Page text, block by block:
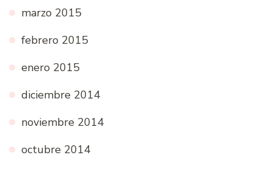
marzo 2015
febrero 2015
enero 2015
diciembre 2014
noviembre 2014
octubre 2014